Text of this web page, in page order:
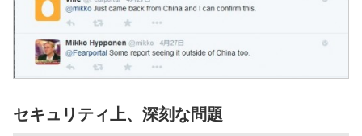
セキュリティ上、深刻な問題